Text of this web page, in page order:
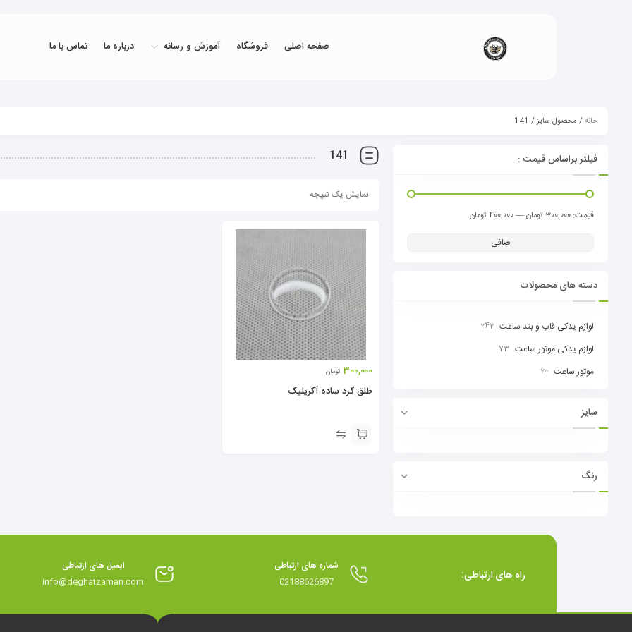
صفحه اصلی فروشگاه آموزش و رسانه درباره ما تماس با ما
خانه/ محصول سایز / 141
141
نمایش یک نتیجه
300,000 تومان
طلق گرد ساده آکریلیک
فیلتر براساس قیمت :
صافی
قيمت: 300,000 تومان —400,000 تومان
دسته های محصولات
لوازم یدکی قاب و بند ساعت 242
لوازم یدکی موتور ساعت 73
موتور ساعت 20
سایز
رنگ
راه های ارتباطی:
شماره های ارتباطی
02188626897
ایمیل های ارتباطی
info@deghatzaman.com